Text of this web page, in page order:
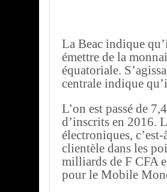
La Beac indique
émettre de la
équatoriale.
centrale indique
L’on est passé de
d’inscrits en 2016.
électroniques,
clientèle dans les
milliards de F CFA
pour le Mobile